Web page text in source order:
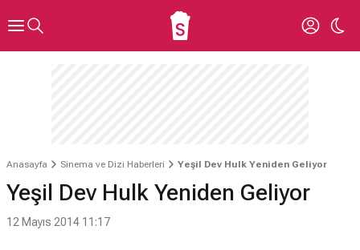
Anasayfa Sinema ve Dizi Haberleri Yeşil Dev Hulk Yeniden Geliyor
Yeşil Dev Hulk Yeniden Geliyor
12 Mayıs 2014 11:17